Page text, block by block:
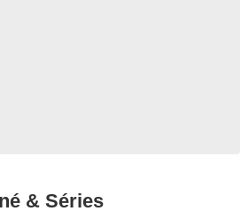
& Séries